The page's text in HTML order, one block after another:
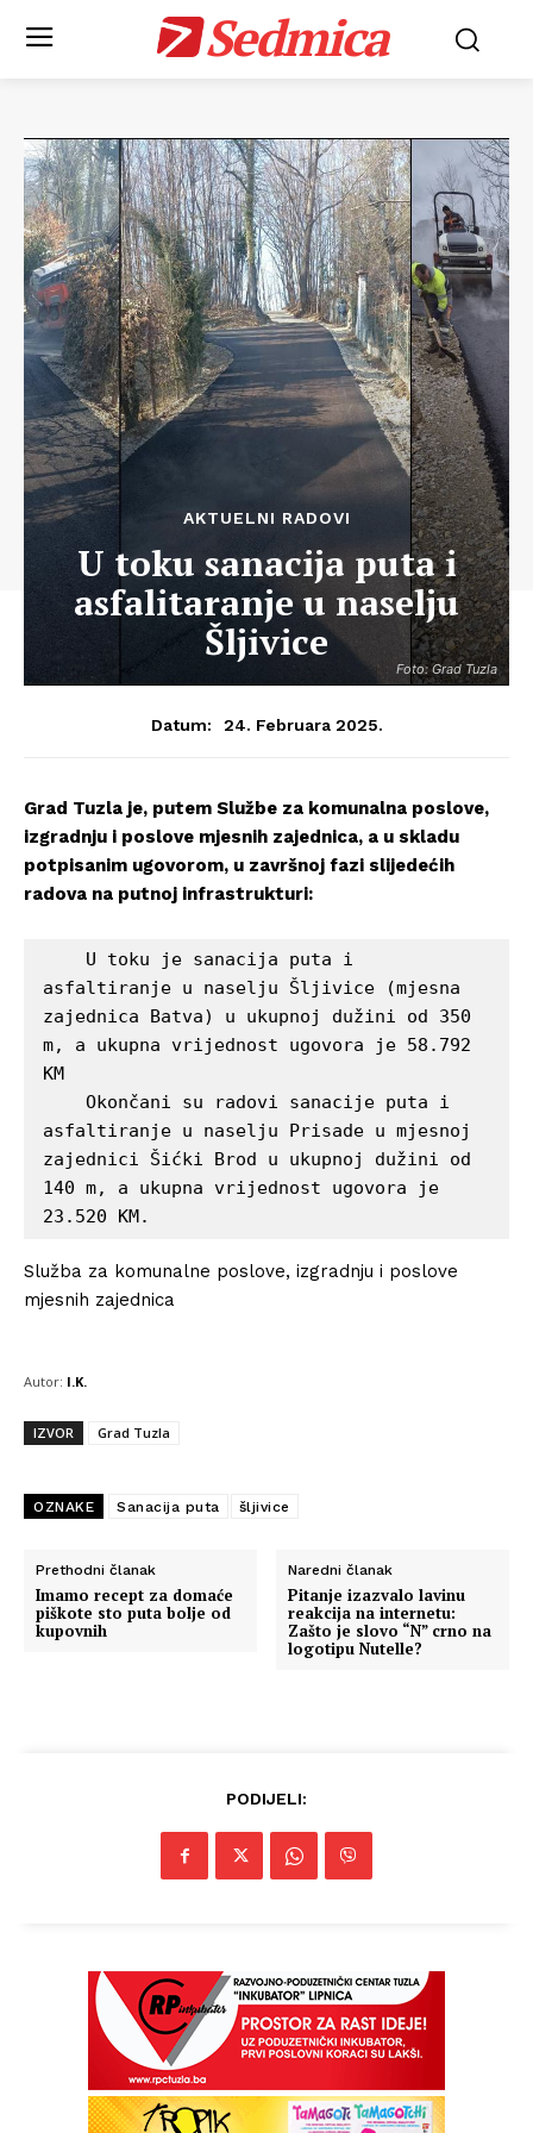
Sedmica
Foto: Grad Tuzla
AKTUELNI RADOVI
U toku sanacija puta i
asfalitaranje u naselju
Šljivice
Datum: 24. Februara 2025.
Grad Tuzla je, putem Službe za komunalna poslove,
izgradnju i poslove mjesnih zajednica, a u skladu
potpisanim ugovorom, u završnoj fazi slijedećih
radova na putnoj infrastrukturi:
asfaltiranje u naselju Šljivice (mjesna
zajednica Batva) u ukupnoj dužini od 350
m, a ukupna vrijednost ugovora je 58.792
KM
asfaltiranje u naselju Prisade u mjesnoj
zajednici Šićki Brod u ukupnoj dužini od
140 m, a ukupna vrijednost ugovora je
23.520 KM.
Služba za komunalne poslove, izgradnju i poslove
mjesnih zajednica
Autor: I.K.
IZVOR Grad Tuzla
OZNAKE Sanacija puta šljivice
Prethodni članak
Imamo recept za domaće
piškote sto puta bolje od
kupovnih
Naredni članak
Pitanje izazvalo lavinu
reakcija na internetu:
Zašto je slovo “N” crno na
logotipu Nutelle?
PODIJELI: